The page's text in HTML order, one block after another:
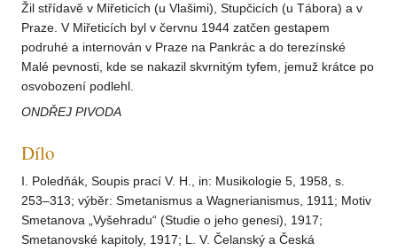
Žil střídavě v Miřeticích (u Vlašimi), Stupčicích (u Tábora) a v
Praze. V Miřeticích byl v červnu 1944 zatčen gestapem
podruhé a internován v Praze na Pankrác a do terezínské
Malé pevnosti, kde se nakazil skvrnitým tyfem, jemuž krátce po
osvobození podlehl.
ONDŘEJ PIVODA
Dílo
I. Poledňák, Soupis prací V. H., in: Musikologie 5, 1958, s.
253–313; výběr: Smetanismus a Wagnerianismus, 1911; Motiv
Smetanova „Vyšehradu“ (Studie o jeho genesi), 1917;
Smetanovské kapitoly, 1917; L. V. Čelanský a Česká